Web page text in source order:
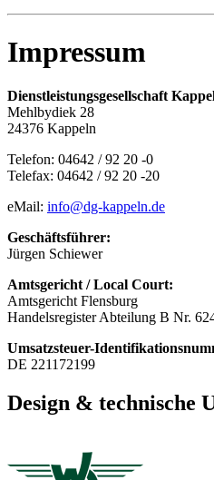
Impressum
Dienstleistungsgesellschaft
Mehlbydiek 28
24376 Kappeln
Telefon: 04642 / 92 20 -0
Telefax: 04642 / 92 20 -20
eMail: info@dg-kappeln.de
Geschäftsführer:
Jürgen Schiewer
Amtsgericht / Local Court:
Amtsgericht Flensburg
Handelsregister Abteilung B Nr.
Umsatzsteuer-
DE 221172199
Design & technische